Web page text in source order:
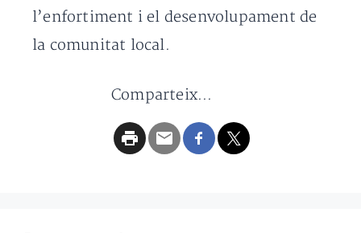
l’enfortiment i el desenvolupament de
la comunitat local.
Comparteix...